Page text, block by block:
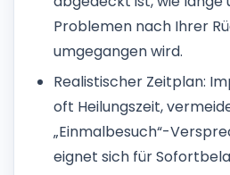
Problemen nach Ihrer
umgegangen wird.
Realistischer Zeitplan:
oft Heilungszeit,
„Einmalbesuch“-
eignet sich für